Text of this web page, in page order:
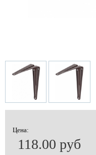
Цена:
118.00 руб